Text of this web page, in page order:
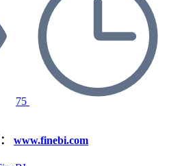
75
www.finebi.com